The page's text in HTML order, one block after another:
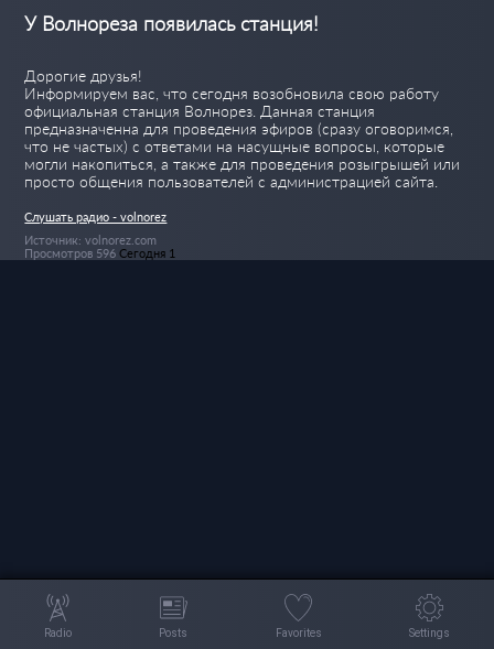
У Волнореза появилась станция!
Дорогие друзья!
Информируем вас, что сегодня возобновила свою работу
официальная станция Волнорез. Данная станция
предназначенна для проведения эфиров (сразу оговоримся,
что не частых) с ответами на насущные вопросы, которые
могли накопиться, а также для проведения розыгрышей или
просто общения пользователей с администрацией сайта.
Слушать радио - volnorez
Источник: volnorez.com
Просмотров 596 Сегодня 1
Radio Posts Favorites Settings